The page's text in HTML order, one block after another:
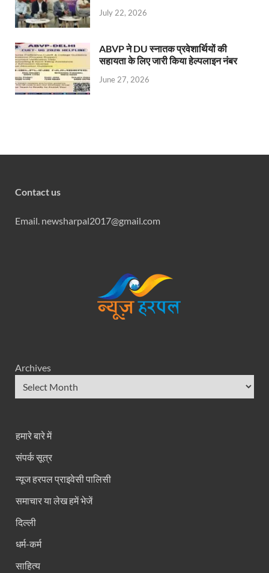
July 22, 2026
ABVP ने DU स्नातक प्रवेशार्थियों की
सहायता के लिए जारी किया हेल्पलाइन नंबर
June 27, 2026
Contact us
Email. newsharpal2017@gmail.com
Archives
हमारे बारे में
संपर्क सूत्र
न्यूज हरपल प्राइवेसी पालिसी
समाचार या लेख हमें भेजें
दिल्ली
धर्म-कर्म
साहित्य